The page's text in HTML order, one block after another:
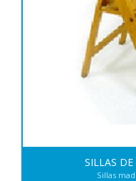
SILLAS
Sillas